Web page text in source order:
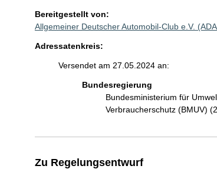
Bereitgestellt von:
Allgemeiner Deutscher Automobil-Club e.V.
Adressatenkreis:
Versendet am 27.05.2024 an:
Bundesregierung
Bundesministerium für
Verbraucherschutz (BMUV)
Zu Regelungsentwurf